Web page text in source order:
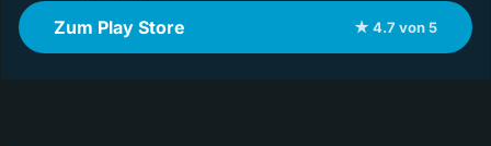
Zum Play Store ★ 4.7 von 5